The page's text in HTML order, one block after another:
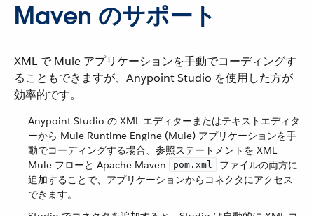
Maven のサポート
XML で Mule アプリケーションを手動でコーディングす
ることもできますが、Anypoint Studio を使用した方が
効率的です。
Anypoint Studio の XML エディターまたはテキストエディタ
ーから Mule Runtime Engine (Mule) アプリケーションを手
動でコーディングする場合、参照ステートメントを XML
Mule フローと Apache Maven ​
pom.xml
​ ファイルの両方に
追加することで、アプリケーションからコネクタにアクセス
できます。